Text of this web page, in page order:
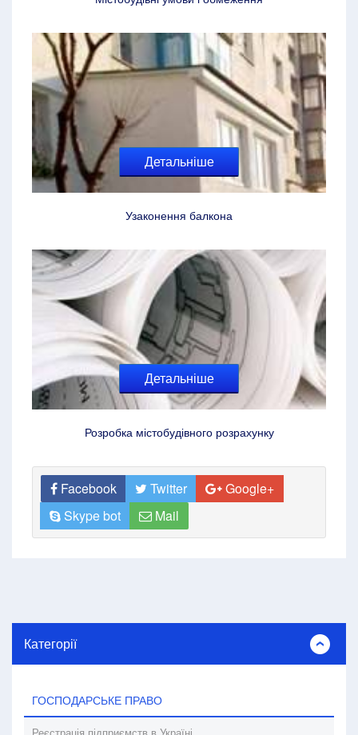
Детальніше
Узаконення балкона
Детальніше
Розробка містобудівного розрахунку
Facebook Twitter
Google+
Skype bot
Mail
Категорії
ГОСПОДАРСЬКЕ ПРАВО